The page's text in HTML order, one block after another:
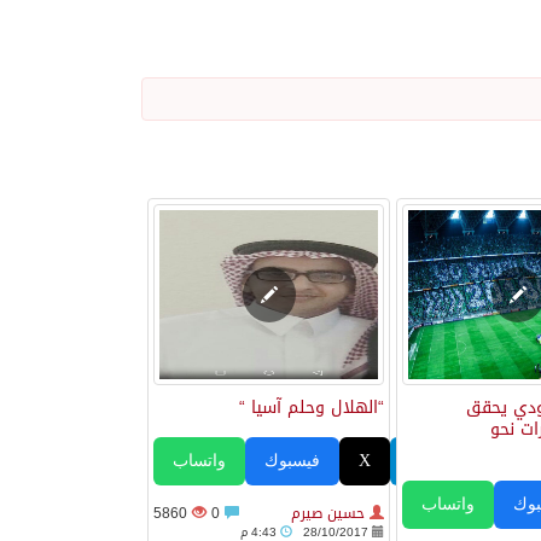
“الهلال وحلم آسيا “
واتساب فيسبوك X
حسين صيرم
28/10/2017 4:43 م
5860
يحقق
نحو
واتساب